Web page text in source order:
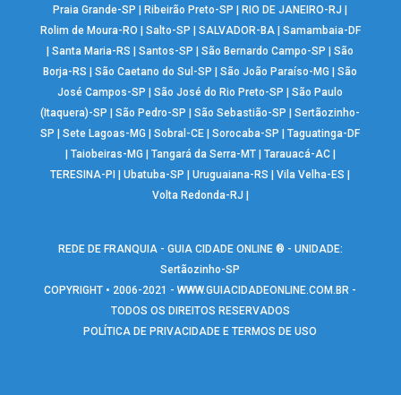
Praia Grande-SP
Ribeirão Preto-SP RIO DE JANEIRO-RJ
Rolim de Moura-RO
Salto-SP SALVADOR-BA| Samambaia-DF
|Santa Maria-RS |Santos-SP |São Bernardo Campo-SP |São
Borja-RS
|São Caetano do Sul-SP |São João Paraíso-MG |São
José Campos-SP
|São José do Rio Preto-SP |São Paulo
(Itaquera)-SP
|São Pedro-SP |São Sebastião-SP |Sertãozinho-
SP
|Sete Lagoas-MG |Sobral-CE |Sorocaba-SP |Taguatinga-DF
Taiobeiras-MG Tangará da Serra-MT| Tarauacá-AC|
TERESINA-PI
|Ubatuba-SP |Uruguaiana-RS |Vila Velha-ES
Volta Redonda-RJ
REDE DE FRANQUIA - GUIA CIDADE ONLINE ® - UNIDADE:
Sertãozinho-SP
COPYRIGHT • 2006-2021 -WWW.GUIACIDADEONLINE.COM.BR -
TODOS OS DIREITOS RESERVADOS
POLÍTICA DE PRIVACIDADE E TERMOS DE USO